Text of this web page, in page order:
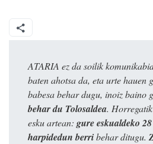
ATARIA ez da soilik
baten ahotsa da, eta urte hauen
babesa behar dugu, inoiz baino
behar du Tolosaldea.
esku artean: gure eskualdeko
harpidedun berribehar ditugu.